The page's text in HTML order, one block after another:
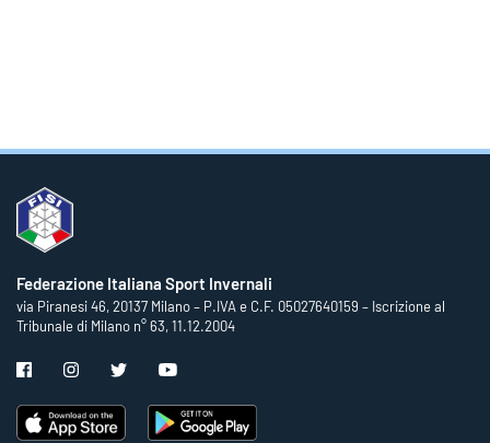
Federazione Italiana Sport Invernali
via Piranesi 46, 20137 Milano – P.IVA e C.F. 05027640159 – Iscrizione al
Tribunale di Milano n° 63, 11.12.2004